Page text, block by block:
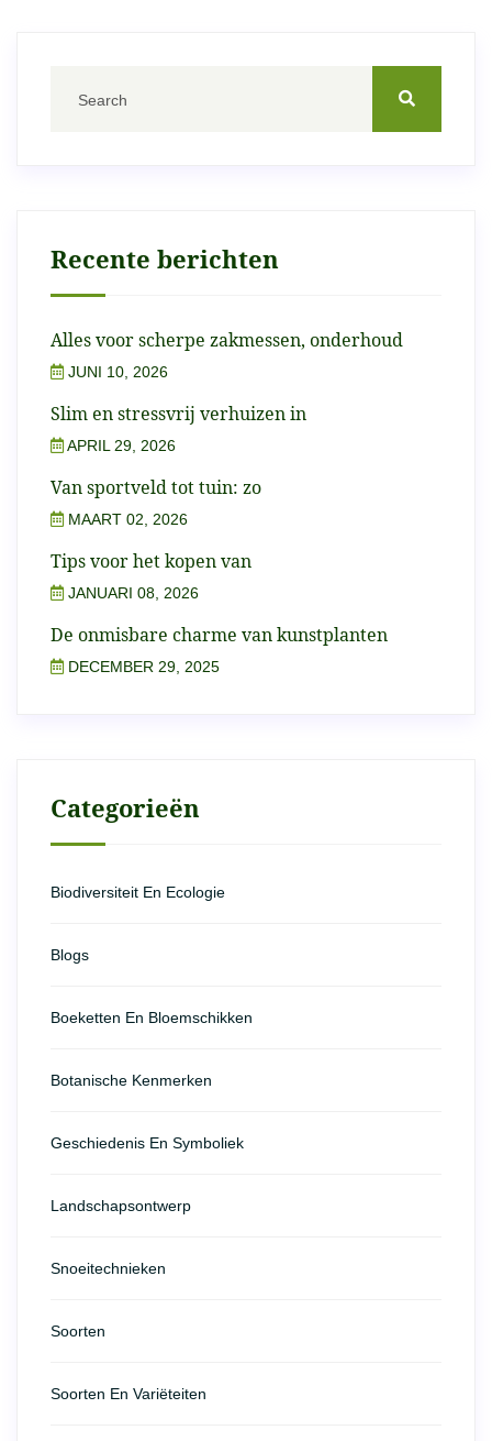
Recente berichten
Alles voor scherpe zakmessen, onderhoud
JUNI 10, 2026
Slim en stressvrij verhuizen in
APRIL 29, 2026
Van sportveld tot tuin: zo
MAART 02, 2026
Tips voor het kopen van
JANUARI 08, 2026
De onmisbare charme van kunstplanten
DECEMBER 29, 2025
Categorieën
Biodiversiteit En Ecologie
Blogs
Boeketten En Bloemschikken
Botanische Kenmerken
Geschiedenis En Symboliek
Landschapsontwerp
Snoeitechnieken
Soorten
Soorten En Variëteiten